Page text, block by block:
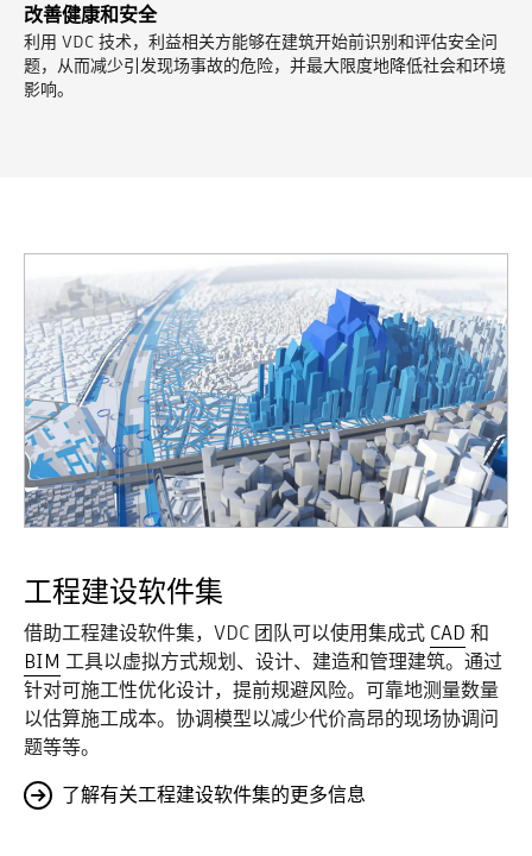
改善健康和安全
利用 VDC 技术，利益相关方能够在建筑开始前识别和评估安全问
题，从而减少引发现场事故的危险，并最大限度地降低社会和环境
影响。
工程建设软件集
借助工程建设软件集，VDC 团队可以使用集成式 CAD 和
BIM 工具以虚拟方式规划、设计、建造和管理建筑。通过
针对可施工性优化设计，提前规避风险。可靠地测量数量
以估算施工成本。协调模型以减少代价高昂的现场协调问
题等等。
了解有关工程建设软件集的更多信息